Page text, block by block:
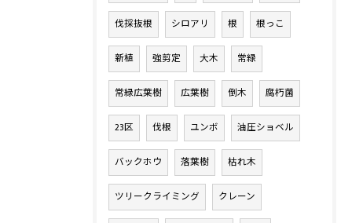
伐採抜根 シロアリ 根 根っこ
新植 強剪定 大木 常緑
常緑広葉樹 広葉樹 倒木 腐朽菌
23区 伐根 ユンボ 油圧ショベル
バックホウ 落葉樹 枯れ木
ツリークライミング クレーン